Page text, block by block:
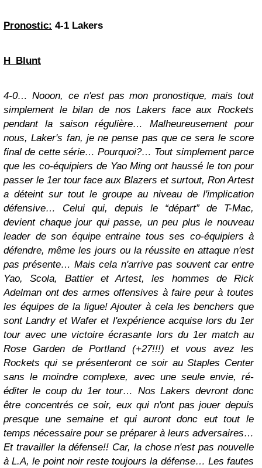
Pronostic: 4-1 Lakers
H_Blunt
4-0… Nooon, ce n'est pas mon pronostique, mais tout
simplement le bilan de nos Lakers face aux Rockets
pendant la saison régulière… Malheureusement pour
nous, Laker's fan, je ne pense pas que ce sera le score
final de cette série… Pourquoi?… Tout simplement parce
que les co-équipiers de Yao Ming ont haussé le ton pour
passer le 1er tour face aux Blazers et surtout, Ron Artest
a déteint sur tout le groupe au niveau de l'implication
défensive… Celui qui, depuis le “départ” de T-Mac,
devient chaque jour qui passe, un peu plus le nouveau
leader de son équipe entraine tous ses co-équipiers à
défendre, même les jours ou la réussite en attaque n'est
pas présente… Mais cela n'arrive pas souvent car entre
Yao, Scola, Battier et Artest, les hommes de Rick
Adelman ont des armes offensives à faire peur à toutes
les équipes de la ligue! Ajouter à cela les benchers que
sont Landry et Wafer et l'expérience acquise lors du 1er
tour avec une victoire écrasante lors du 1er match au
Rose Garden de Portland (+27!!!) et vous avez les
Rockets qui se présenteront ce soir au Staples Center
sans le moindre complexe, avec une seule envie, ré-
éditer le coup du 1er tour… Nos Lakers devront donc
être concentrés ce soir, eux qui n'ont pas jouer depuis
presque une semaine et qui auront donc eut tout le
temps nécessaire pour se préparer à leurs adversaires…
Et travailler la défense!! Car, la chose n'est pas nouvelle
à L.A, le point noir reste toujours la défense… Les fautes